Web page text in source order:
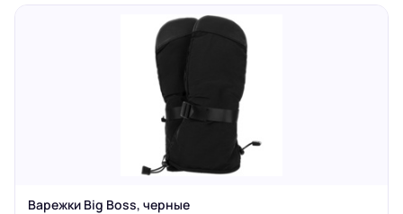
Варежки Big Boss, черные